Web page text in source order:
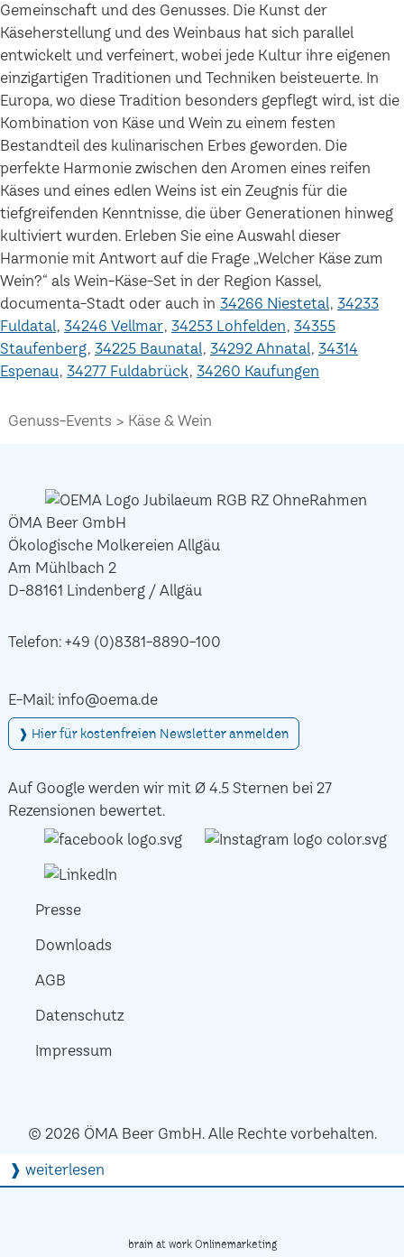
Gemeinschaft und des Genusses. Die Kunst der
Käseherstellung und des Weinbaus hat sich parallel
entwickelt und verfeinert, wobei jede Kultur ihre eigenen
einzigartigen Traditionen und Techniken beisteuerte. In
Europa, wo diese Tradition besonders gepflegt wird, ist die
Kombination von Käse und Wein zu einem festen
Bestandteil des kulinarischen Erbes geworden. Die
perfekte Harmonie zwischen den Aromen eines reifen
Käses und eines edlen Weins ist ein Zeugnis für die
tiefgreifenden Kenntnisse, die über Generationen hinweg
kultiviert wurden. Erleben Sie eine Auswahl dieser
Harmonie mit Antwort auf die Frage „Welcher Käse zum
Wein?“ als Wein-Käse-Set in der Region Kassel,
documenta-Stadt oder auch in 34266 Niestetal 34233
Fuldatal 34246 Vellmar 34253 Lohfelden 34355
Staufenberg 34225 Baunatal 34292 Ahnatal 34314
Espenau 34277 Fuldabrück 34260 Kaufungen
Genuss-Events Käse & Wein
ÖMA Beer GmbH
Ökologische Molkereien Allgäu
Am Mühlbach 2
D-88161 Lindenberg / Allgäu
Telefon: +49 (0)8381-8890-100
E-Mail: info@oema.de
❱ Hier für kostenfreien Newsletter anmelden
Auf Google werden wir mit Ø 4.5 Sternen bei 27
Rezensionen bewertet.
Presse
Downloads
AGB
Datenschutz
Impressum
© 2026 ÖMA Beer GmbH. Alle Rechte vorbehalten.
❱ weiterlesen
brain at work Onlinemarketing